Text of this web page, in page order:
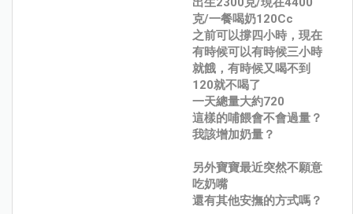
克/一餐喝奶120Cc
之前可以撐四小時，現在
有時候可以有時候三小時
就餓，有時候又喝不到
120就不喝了
一天總量大約720
這樣的哺餵會不會過量？
我該增加奶量？
另外寶寶最近突然不願意
吃奶嘴
還有其他安撫的方式嗎？